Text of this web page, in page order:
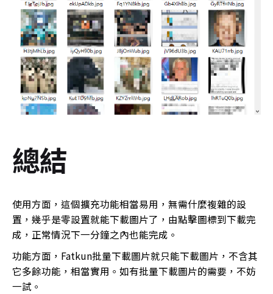
總結
使用方面，這個擴充功能相當易用，無需什麼複雜的設
置，幾乎是零設置就能下載圖片了，由點擊圖標到下載完
成，正常情況下一分鐘之內也能完成。
功能方面，Fatkun批量下載圖片就只能下載圖片，不含其
它多餘功能，相當實用。如有批量下載圖片的需要，不妨
一試。